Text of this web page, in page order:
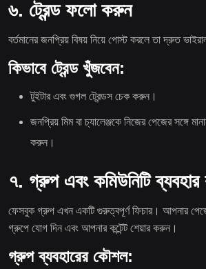
৬. ট্রেন্ড ফলো করুন
বর্তমানের জনপ্রিয় বিষয় নিয়ে পোস্ট করলে তা দ্রুত
কিভাবে ট্রেন্ড খুঁজবেন:
টুইটার এবং গুগল ট্রেন্ডস চেক করুন।
জনপ্রিয় মিম বা চ্যালেঞ্জকে নিজের পেজের সঙ্গে
করুন।
৭. গ্রুপ এবং কমিউনিটি
ফেসবুক গ্রুপ এখন একটি গুরুত্বপূর্ণ ফিচার। আপনার
গ্রুপে যোগ দিন এবং আপনার কন্টেন্ট শেয়ার করুন।
গ্রুপ ব্যবহারের কৌশল: